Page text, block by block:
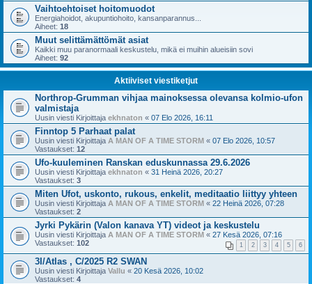
Vaihtoehtoiset hoitomuodot
Energiahoidot, akupuntiohoito, kansanparannus...
Aiheet: 18
Muut selittämättömät asiat
Kaikki muu paranormaali keskustelu, mikä ei muihin alueisiin sovi
Aiheet: 92
Aktiiviset viestiketjut
Northrop-Grumman vihjaa mainoksessa olevansa kolmio-ufon
valmistaja
Uusin viesti Kirjoittaja ekhnaton « 07 Elo 2026, 16:11
Finntop 5 Parhaat palat
Uusin viesti Kirjoittaja A MAN OF A TIME STORM « 07 Elo 2026, 10:57
Vastaukset: 12
Ufo-kuuleminen Ranskan eduskunnassa 29.6.2026
Uusin viesti Kirjoittaja ekhnaton « 31 Heinä 2026, 20:27
Vastaukset: 3
Miten Ufot, uskonto, rukous, enkelit, meditaatio liittyy yhteen
Uusin viesti Kirjoittaja A MAN OF A TIME STORM « 22 Heinä 2026, 07:28
Vastaukset: 2
Jyrki Pykärin (Valon kanava YT) videot ja keskustelu
Uusin viesti Kirjoittaja A MAN OF A TIME STORM « 27 Kesä 2026, 07:16
Vastaukset: 102 1 2 3 4 5 6
3I/Atlas , C/2025 R2 SWAN
Uusin viesti Kirjoittaja Vallu « 20 Kesä 2026, 10:02
Vastaukset: 4